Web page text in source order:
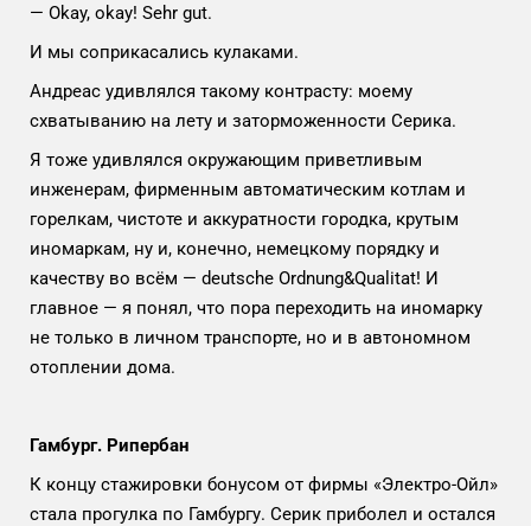
— Okay, okay! Sehr gut.
И мы соприкасались кулаками.
Андреас удивлялся такому контрасту: моему
схватыванию на лету и заторможенности Серика.
Я тоже удивлялся окружающим приветливым
инженерам, фирменным автоматическим котлам и
горелкам, чистоте и аккуратности городка, крутым
иномаркам, ну и, конечно, немецкому порядку и
качеству во всём — deutsche Ordnung&Qualitat! И
главное — я понял, что пора переходить на иномарку
не только в личном транспорте, но и в автономном
отоплении дома.
Гамбург. Рипербан
К концу стажировки бонусом от фирмы «Электро-Ойл»
стала прогулка по Гамбургу. Серик приболел и остался